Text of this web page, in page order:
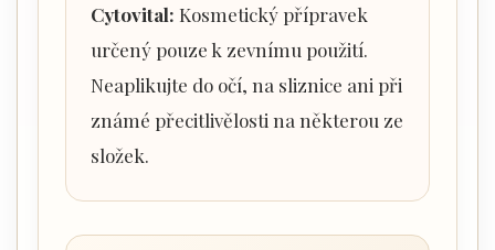
Cytovital: Kosmetický přípravek
určený pouze k zevnímu použití.
Neaplikujte do očí, na sliznice ani při
známé přecitlivělosti na některou ze
složek.